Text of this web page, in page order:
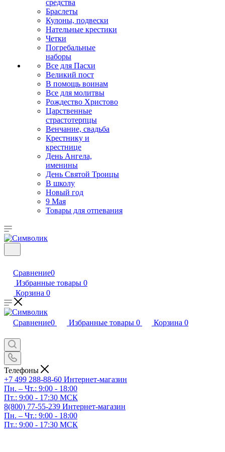
средства
Браслеты
Кулоны, подвески
Нательные крестики
Четки
Погребальные
наборы
Все для Пасхи
Великий пост
В помощь воинам
Все для молитвы
Рождество Христово
Царственные
страстотерпцы
Венчание, свадьба
Крестнику и
крестнице
День Ангела,
именины
День Святой Троицы
В школу
Новый год
9 Мая
Товары для отпевания
Сравнение0
Избранные товары 0
Корзина 0
Сравнение0 Избранные товары 0 Корзина 0
Телефоны
+7 499 288-88-60 Интернет-магазин
Пн. – Чт.: 9:00 - 18:00
Пт.: 9:00 - 17:30 МСК
8(800) 77-55-239 Интернет-магазин
Пн. – Чт.: 9:00 - 18:00
Пт.: 9:00 - 17:30 МСК